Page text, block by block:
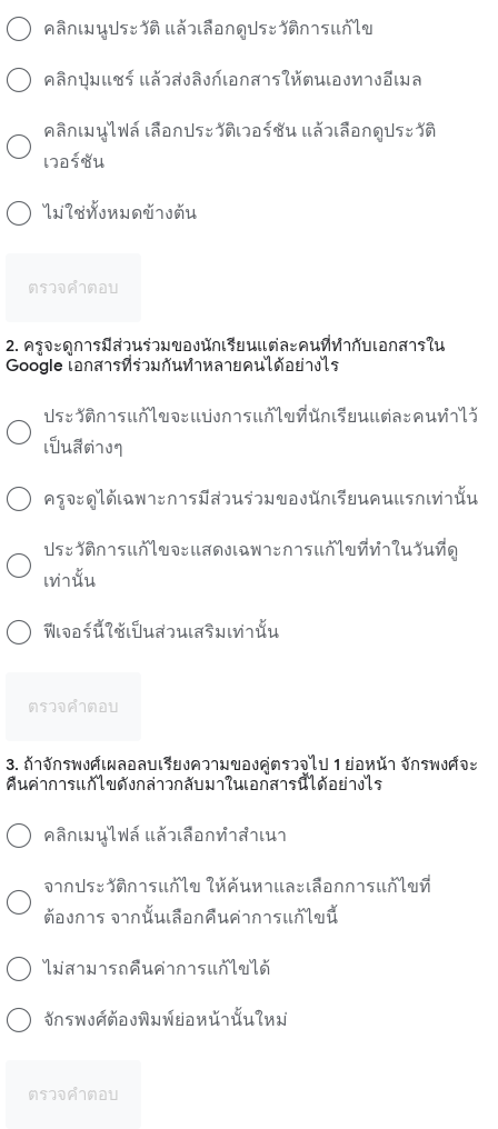
คลิกเมนูประวัติ แล้วเลือกดูประวัติการแก้ไข
คลิกปุ่มแชร์ แล้วส่งลิงก์เอกสารให้ตนเองทางอีเมล
คลิกเมนูไฟล์ เลือกประวัติเวอร์ชัน แล้วเลือกดูประวัติ
เวอร์ชัน
ไม่ใช่ทั้งหมดข้างต้น
ตรวจคำตอบ
2. ครูจะดูการมีส่วนร่วมของนักเรียนแต่ละคนที่ทำกับเอกสารใน
Google เอกสารที่ร่วมกันทำหลายคนได้อย่างไร
ประวัติการแก้ไขจะแบ่งการแก้ไขที่นักเรียนแต่ละคนทำไว้
เป็นสีต่างๆ
ครูจะดูได้เฉพาะการมีส่วนร่วมของนักเรียนคนแรกเท่านั้น
ประวัติการแก้ไขจะแสดงเฉพาะการแก้ไขที่ทำในวันที่ดู
เท่านั้น
ฟีเจอร์นี้ใช้เป็นส่วนเสริมเท่านั้น
ตรวจคำตอบ
3. ถ้าจักรพงศ์เผลอลบเรียงความของคู่ตรวจไป 1 ย่อหน้า จักรพงศ์จะ
คืนค่าการแก้ไขดังกล่าวกลับมาในเอกสารนี้ได้อย่างไร
คลิกเมนูไฟล์ แล้วเลือกทำสำเนา
จากประวัติการแก้ไข ให้ค้นหาและเลือกการแก้ไขที่
ต้องการ จากนั้นเลือกคืนค่าการแก้ไขนี้
ไม่สามารถคืนค่าการแก้ไขได้
จักรพงศ์ต้องพิมพ์ย่อหน้านั้นใหม่
ตรวจคำตอบ